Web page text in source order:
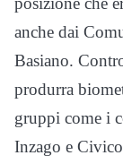
anche dai
Basiano.
produrra
gruppi come i
Inzago e